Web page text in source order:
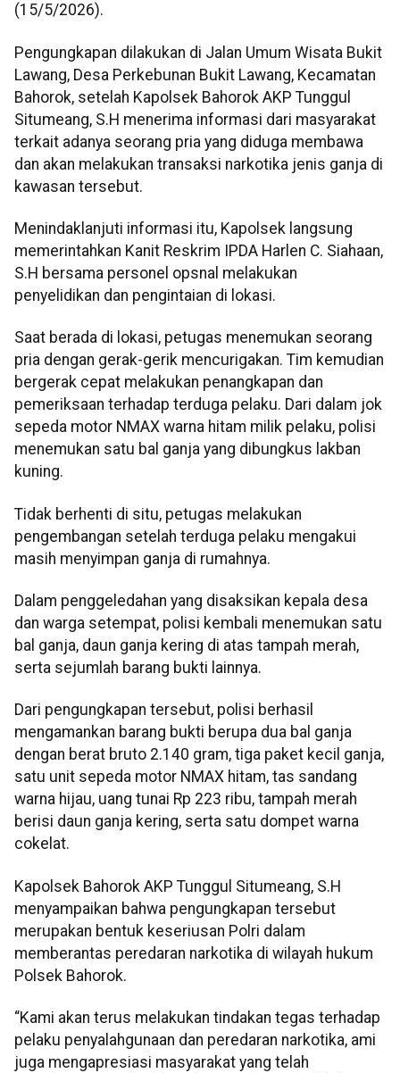
(15/5/2026).
Pengungkapan dilakukan di Jalan Umum Wisata Bukit
Lawang, Desa Perkebunan Bukit Lawang, Kecamatan
Bahorok, setelah Kapolsek Bahorok AKP Tunggul
Situmeang, S.H menerima informasi dari masyarakat
terkait adanya seorang pria yang diduga membawa
dan akan melakukan transaksi narkotika jenis ganja di
kawasan tersebut.
Menindaklanjuti informasi itu, Kapolsek langsung
memerintahkan Kanit Reskrim IPDA Harlen C. Siahaan,
S.H bersama personel opsnal melakukan
penyelidikan dan pengintaian di lokasi.
Saat berada di lokasi, petugas menemukan seorang
pria dengan gerak-gerik mencurigakan. Tim kemudian
bergerak cepat melakukan penangkapan dan
pemeriksaan terhadap terduga pelaku. Dari dalam jok
sepeda motor NMAX warna hitam milik pelaku, polisi
menemukan satu bal ganja yang dibungkus lakban
kuning.
Tidak berhenti di situ, petugas melakukan
pengembangan setelah terduga pelaku mengakui
masih menyimpan ganja di rumahnya.
Dalam penggeledahan yang disaksikan kepala desa
dan warga setempat, polisi kembali menemukan satu
bal ganja, daun ganja kering di atas tampah merah,
serta sejumlah barang bukti lainnya.
Dari pengungkapan tersebut, polisi berhasil
mengamankan barang bukti berupa dua bal ganja
dengan berat bruto 2.140 gram, tiga paket kecil ganja,
satu unit sepeda motor NMAX hitam, tas sandang
warna hijau, uang tunai Rp 223 ribu, tampah merah
berisi daun ganja kering, serta satu dompet warna
cokelat.
Kapolsek Bahorok AKP Tunggul Situmeang, S.H
menyampaikan bahwa pengungkapan tersebut
merupakan bentuk keseriusan Polri dalam
memberantas peredaran narkotika di wilayah hukum
Polsek Bahorok.
“Kami akan terus melakukan tindakan tegas terhadap
pelaku penyalahgunaan dan peredaran narkotika, ami
juga mengapresiasi masyarakat yang telah